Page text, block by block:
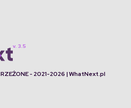
- 2021-2026 | WhatNext.pl